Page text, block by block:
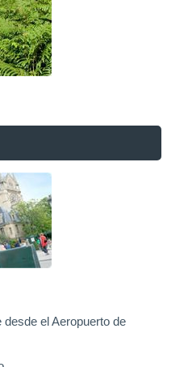
desde el Aeropuerto de